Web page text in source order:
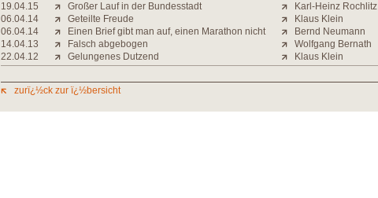
19.04.15
Großer Lauf in der Bundesstadt
Karl-Heinz Rochlitz
06.04.14
Geteilte Freude
Klaus Klein
06.04.14
Einen Brief gibt man auf, einen Marathon nicht
Bernd Neumann
14.04.13
Falsch abgebogen
Wolfgang Bernath
22.04.12
Gelungenes Dutzend Klaus Klein
zurï¿½ck zur ï¿½bersicht